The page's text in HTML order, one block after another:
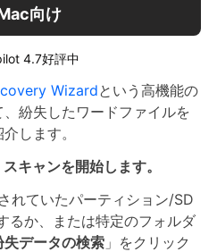
向け
4.7好評中
Wizardという高機能の
紛失したワードファイルを
します。
キャンを開始します。
れていたパーティション/SD
るか、または特定のフォルダ
失データの検索」をクリック